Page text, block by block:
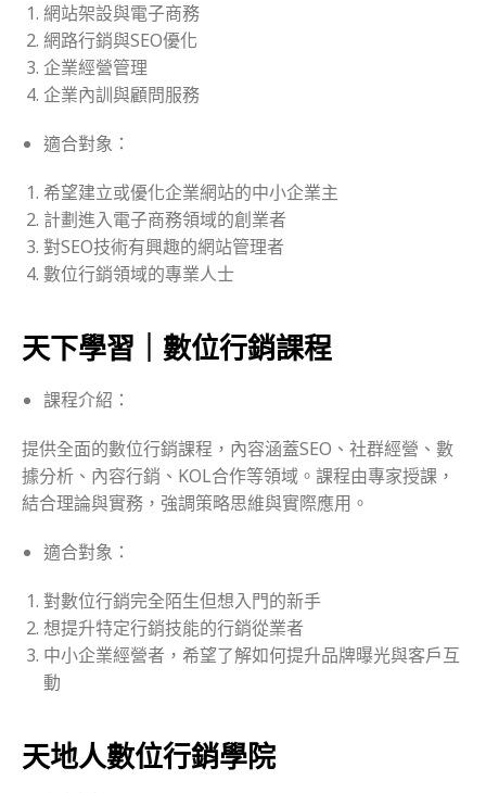
網站架設與電子商務
網路行銷與SEO優化
企業經營管理
企業內訓與顧問服務
適合對象：
希望建立或優化企業網站的中小企業主
計劃進入電子商務領域的創業者
對SEO技術有興趣的網站管理者
數位行銷領域的專業人士
天下學習｜數位行銷課程
課程介紹：
提供全面的數位行銷課程，內容涵蓋SEO、社群經營、數
據分析、內容行銷、KOL合作等領域。課程由專家授課，
結合理論與實務，強調策略思維與實際應用。
適合對象：
對數位行銷完全陌生但想入門的新手
想提升特定行銷技能的行銷從業者
中小企業經營者，希望了解如何提升品牌曝光與客戶互
動
天地人數位行銷學院